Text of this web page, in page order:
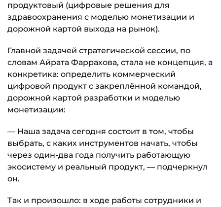
продуктовый (цифровые решения для
здравоохранения с моделью монетизации и
дорожной картой выхода на рынок).
Главной задачей стратегической сессии, по
словам Айрата Фаррахова, стала не концепция, а
конкретика: определить коммерческий
цифровой продукт с закреплённой командой,
дорожной картой разработки и моделью
монетизации:
— Наша задача сегодня состоит в том, чтобы
выбрать, с каких инструментов начать, чтобы
через один-два года получить работающую
экосистему и реальный продукт, — подчеркнул
он.
Так и произошло: в ходе работы сотрудники и